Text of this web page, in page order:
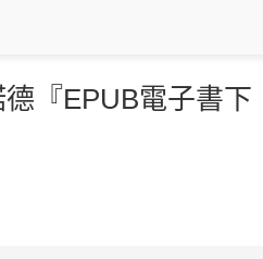
德『EPUB電子書下